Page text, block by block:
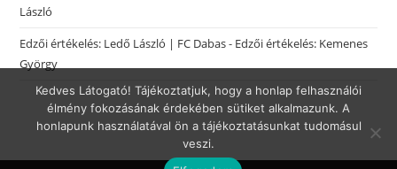
László
Edzői értékelés: Ledő László | FC Dabas- Edzői értékelés: Kemenes
György
Kedves Látogató! Tájékoztatjuk, hogy a honlap felhasználói
élmény fokozásának érdekében sütiket alkalmazunk. A
honlapunk használatával ön a tájékoztatásunkat tudomásul
veszi.